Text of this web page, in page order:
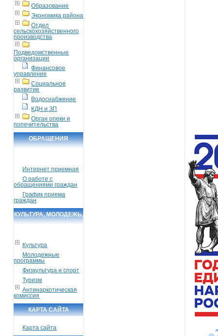
Образование
Экономика района
Отдел
сельскохозяйственного
производства
Подведомственные
организации
Финансовое
управление
Социальное
развитие
Водоснабжение
КДН и ЗП
Орган опеки и
попечительства
ОБРАЩЕНИЯ
Интернет приемная
О работе с
обращениями граждан
График приема
граждан
КУЛЬТУРА, МОЛОДЕЖЬ,
Культура
Молодежные
программы
Физкультура и спорт
Туризм
Антинаркотическая
комиссия
КАРТА САЙТА
Карта сайта